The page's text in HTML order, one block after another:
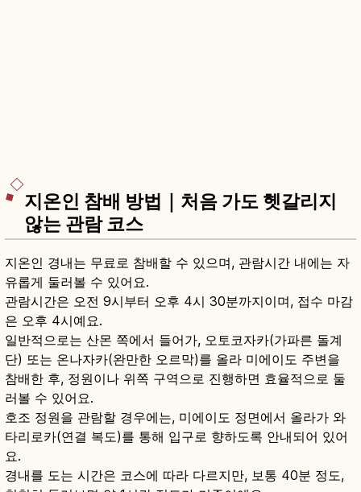
지온인 참배 방법｜처음 가도 헷갈리지
않는 관람 코스
지온인 경내는 무료로 참배할 수 있으며, 관람시간 내에는 자
유롭게 둘러볼 수 있어요.
관람시간은 오전 9시부터 오후 4시 30분까지이며, 접수 마감
은 오후 4시예요.
일반적으로는 산몬 쪽에서 들어가, 오토코자카(가파른 돌계
단) 또는 온나자카(완만한 오르막)를 올라 미에이도 주변을
참배한 후, 정원이나 위쪽 구역으로 진행하면 효율적으로 둘
러볼 수 있어요.
호조 정원을 관람할 경우에는, 미에이도 정면에서 올라가 와
타리로카(연결 복도)를 통해 입구로 향하도록 안내되어 있어
요.
경내를 도는 시간은 코스에 따라 다르지만, 보통 40분 정도,